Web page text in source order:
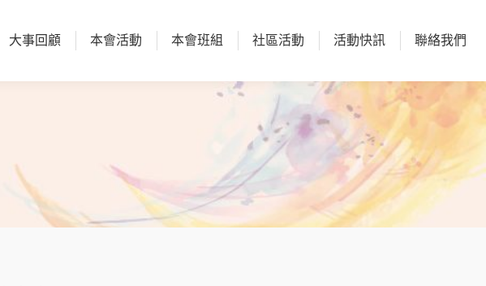
大事回顧 本會活動 本會班組 社區活動 活動快訊 聯絡我們
大事回顧 本會活動 本會班組 社區活動 活動快訊 聯絡我們